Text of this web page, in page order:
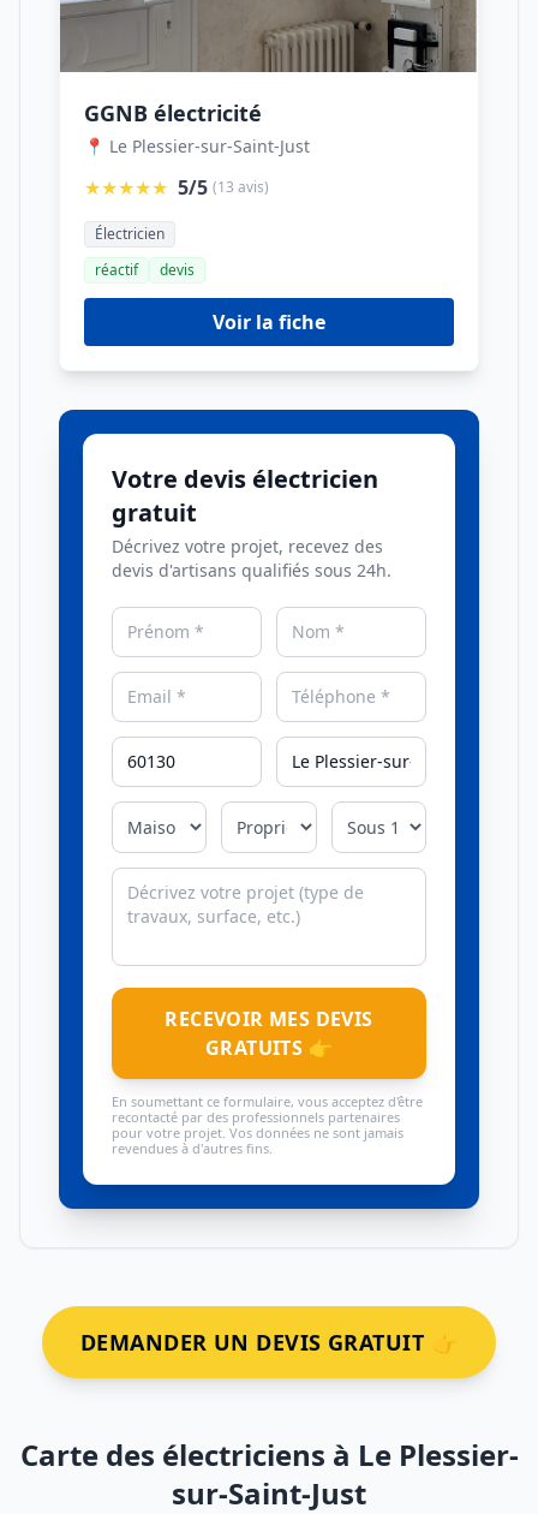
GGNB électricité
📍 Le Plessier-sur-Saint-Just
★★★★★ 5/5 (13 avis)
Électricien
réactif
devis
Voir la fiche
Votre devis électricien
gratuit
Décrivez votre projet, recevez des
devis d'artisans qualifiés sous 24h.
RECEVOIR MES DEVIS
GRATUITS 👉
En soumettant ce formulaire, vous acceptez d'être
recontacté par des professionnels partenaires
pour votre projet. Vos données ne sont jamais
revendues à d'autres fins.
DEMANDER UN DEVIS GRATUIT 👉
Carte des électriciens à Le Plessier-
sur-Saint-Just